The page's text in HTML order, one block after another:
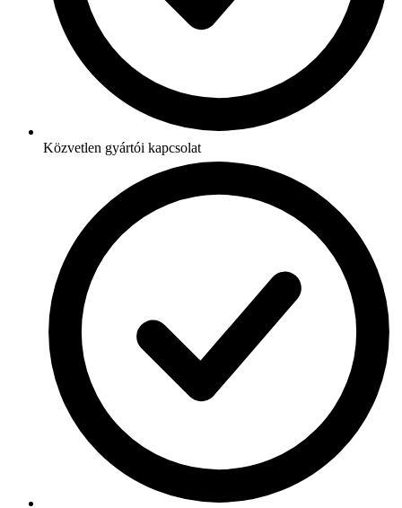
Közvetlen gyártói kapcsolat